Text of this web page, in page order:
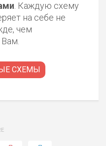
. Каждую схему
на себе не
чем
СХЕМЫ